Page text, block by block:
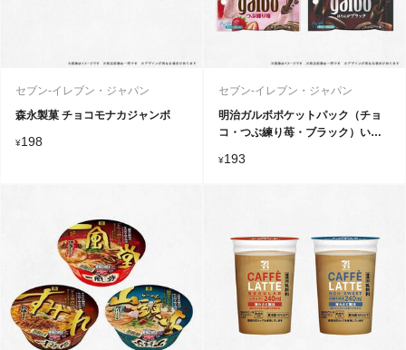
セブン-イレブン・ジャパン
森永製菓 チョコモナカジャンボ
¥198
セブン-イレブン・ジャパン
明治ガルボポケットパック（チョ
コ・つぶ練り苺・ブラック）いず
¥193